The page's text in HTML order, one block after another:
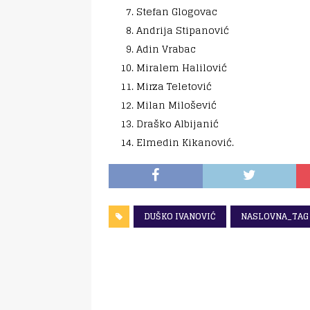
Stefan Glogovac
Andrija Stipanović
Adin Vrabac
Miralem Halilović
Mirza Teletović
Milan Milošević
Draško Albijanić
Elmedin Kikanović.
DUŠKO IVANOVIĆ NASLOVNA_TAG